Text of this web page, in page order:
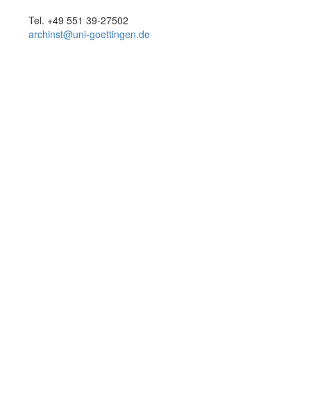
Tel. +49 551 39-27502
archinst@uni-goettingen.de